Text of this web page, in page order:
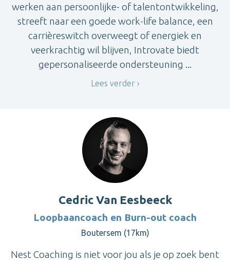
werken aan persoonlijke- of talentontwikkeling,
streeft naar een goede work-life balance, een
carrièreswitch overweegt of energiek en
veerkrachtig wil blijven, Introvate biedt
gepersonaliseerde ondersteuning ...
Lees verder
Cedric Van Eesbeeck
Loopbaancoach en Burn-out coach
Boutersem (17km)
Nest Coaching is niet voor jou als je op zoek bent